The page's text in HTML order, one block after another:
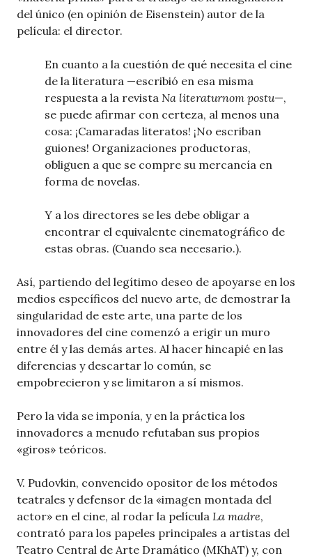
del único (en opinión de Eisenstein) autor de la
película: el director.
En cuanto a la cuestión de qué necesita el cine
de la literatura —escribió en esa misma
respuesta a la revista Na literaturnom postu—,
se puede afirmar con certeza, al menos una
cosa: ¡Camaradas literatos! ¡No escriban
guiones! Organizaciones productoras,
obliguen a que se compre su mercancía en
forma de novelas.
Y a los directores se les debe obligar a
encontrar el equivalente cinematográfico de
estas obras. (Cuando sea necesario.).
Así, partiendo del legítimo deseo de apoyarse en los
medios específicos del nuevo arte, de demostrar la
singularidad de este arte, una parte de los
innovadores del cine comenzó a erigir un muro
entre él y las demás artes. Al hacer hincapié en las
diferencias y descartar lo común, se
empobrecieron y se limitaron a sí mismos.
Pero la vida se imponía, y en la práctica los
innovadores a menudo refutaban sus propios
«giros» teóricos.
V. Pudovkin, convencido opositor de los métodos
teatrales y defensor de la «imagen montada del
actor» en el cine, al rodar la película La madre,
contrató para los papeles principales a artistas del
Teatro Central de Arte Dramático (MKhAT) y, con